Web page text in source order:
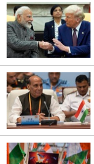
2025/08/04
2025/07/01
2025/05/20